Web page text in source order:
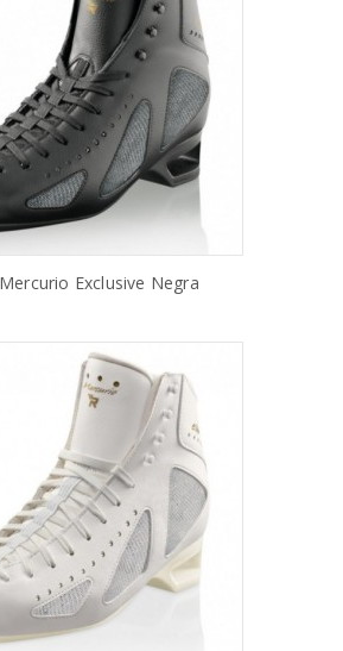
AÑADIR AL CARRITO
Exclusive Negra